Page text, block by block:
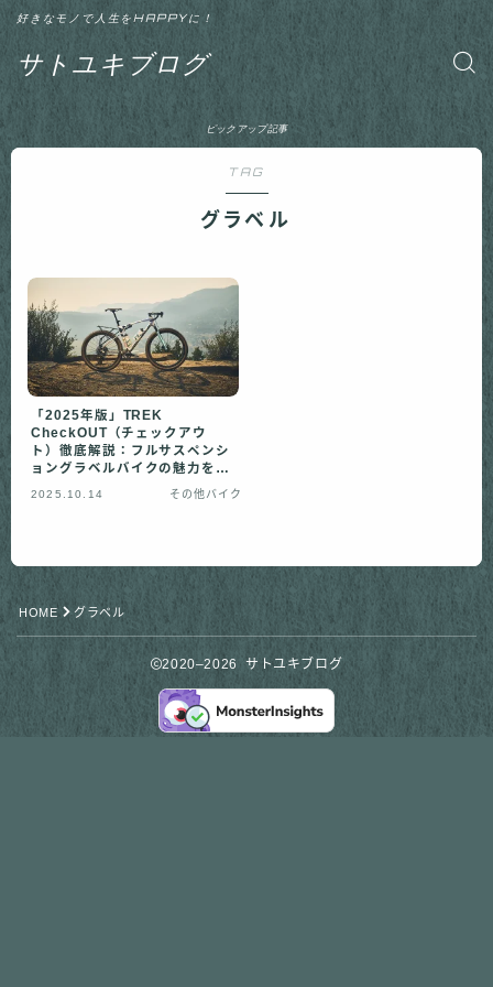
サトユキブログ
好きなモノで人生をHAPPYに！
ピックアップ記事
TAG
グラベル
「2025年版」TREK
CheckOUT（チェックアウ
ト）徹底解説：フルサスペンシ
ョングラベルバイクの魅力を詳
2025.10.14 その他バイク
HOME グラベル
2020–2026 サトユキブログ